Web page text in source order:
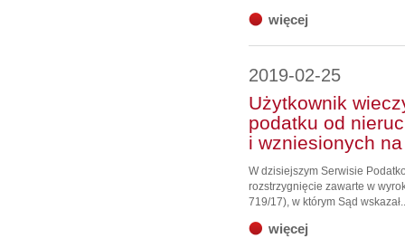
więcej
2019-02-25
Użytkownik
podatku od
i wzniesionych
W dzisiejszym Serwisie
rozstrzygnięcie zawarte w
719/17), w którym Sąd
więcej